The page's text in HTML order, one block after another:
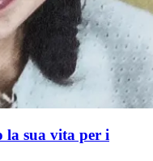
la sua vita per i